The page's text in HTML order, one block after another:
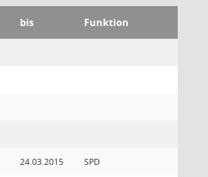
bis Funktion
24.03.2015 SPD